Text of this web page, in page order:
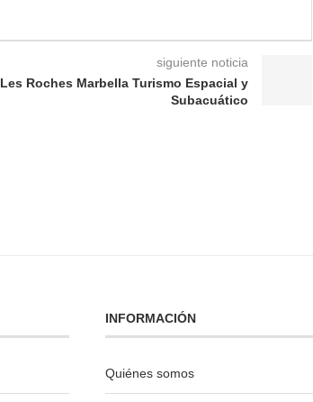
siguiente noticia
Les Roches Marbella Turismo Espacial y
Subacuático
INFORMACIÓN
Quiénes somos